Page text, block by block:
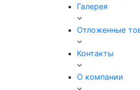
Галерея
Отложенные
Контакты
О компании